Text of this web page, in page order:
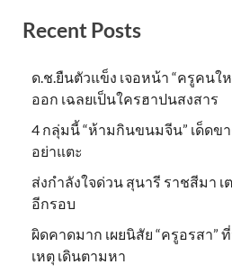
Recent Posts
ด.ช.ยืนตัวแข็ง เจอหน้า “ครูคนใ
ออก เฉลยเป็นใครฮาปนสงสาร
4 กลุ่มนี้ “ห้ามกินขนมจีน” เด็ดข
อย่าแตะ
ส่งกำลังใจด่วน สุนารี ราชสีมา
อีกรอบ
ผิดคาดมาก เผยนิสัย “ครูอรสา”
เหตุ เดินตามหา